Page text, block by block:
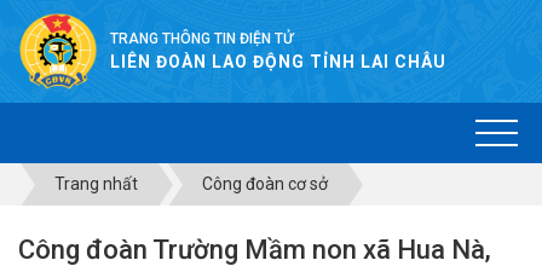
TRANG THÔNG TIN ĐIỆN TỬ
LIÊN ĐOÀN LAO ĐỘNG TỈNH LAI CHÂU
Trang nhất Công đoàn cơ sở
Công đoàn Trường Mầm non xã Hua Nà,